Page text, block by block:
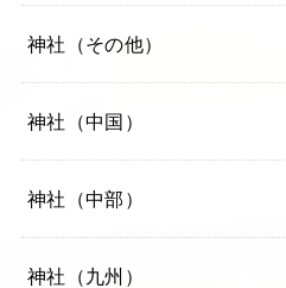
神社（その他）
神社（中国）
神社（中部）
神社（九州）